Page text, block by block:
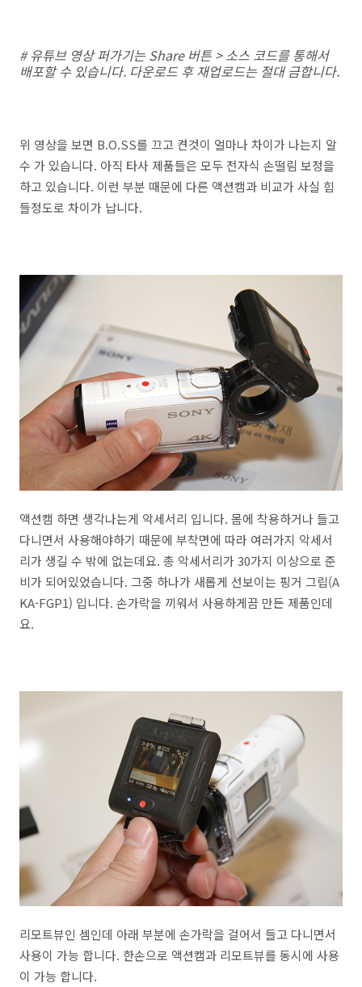
# 유튜브 영상 퍼가기는 Share 버튼 > 소스 코드를 통해서
배포할 수 있습니다. 다운로드 후 재업로드는 절대 금합니다.
위 영상을 보면 B.O.SS를 끄고 켠것이 얼마나 차이가 나는지 알
수 가 있습니다. 아직 타사 제품들은 모두 전자식 손떨림 보정을
하고 있습니다. 이런 부분 때문에 다른 액션캠과 비교가 사실 힘
들정도로 차이가 납니다.
액션캠 하면 생각나는게 악세서리 입니다. 몸에 착용하거나 들고
다니면서 사용해야하기 때문에 부착면에 따라 여러가지 악세서
리가 생길 수 밖에 없는데요. 총 악세서리가 30가지 이상으로 준
비가 되어있었습니다. 그중 하나가 새롭게 선보이는 핑거 그립(A
KA-FGP1) 입니다. 손가락을 끼워서 사용하게끔 만든 제품인데
요.
리모트뷰인 셈인데 아래 부분에 손가락을 걸어서 들고 다니면서
사용이 가능 합니다. 한손으로 액션캠과 리모트뷰를 동시에 사용
이 가능 합니다.